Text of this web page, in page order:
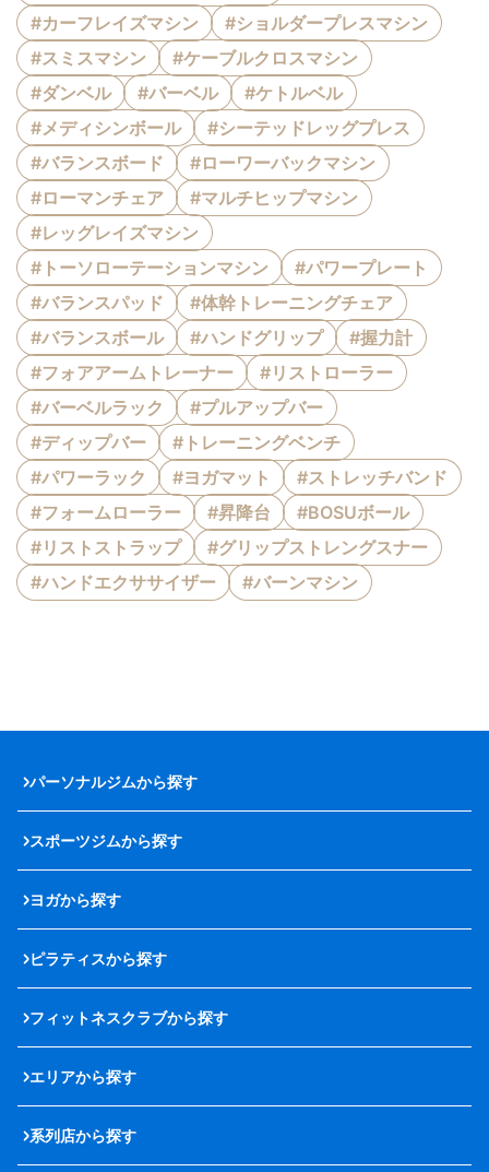
#カーフレイズマシン
#ショルダープレスマシン
#スミスマシン
#ケーブルクロスマシン
#ダンベル
#バーベル
#ケトルベル
#メディシンボール
#シーテッドレッグプレス
#バランスボード
#ローワーバックマシン
#ローマンチェア
#マルチヒップマシン
#レッグレイズマシン
#トーソローテーションマシン
#パワープレート
#バランスパッド
#体幹トレーニングチェア
#バランスボール
#ハンドグリップ
#握力計
#フォアアームトレーナー
#リストローラー
#バーベルラック
#プルアップバー
#ディップバー
#トレーニングベンチ
#パワーラック
#ヨガマット
#ストレッチバンド
#フォームローラー
#昇降台
#BOSUボール
#リストストラップ
#グリップストレングスナー
#ハンドエクササイザー
#バーンマシン
パーソナルジムから探す
スポーツジムから探す
ヨガから探す
ピラティスから探す
フィットネスクラブから探す
エリアから探す
系列店から探す